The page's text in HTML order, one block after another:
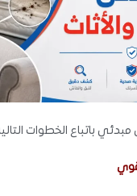
باتباع الخطوات